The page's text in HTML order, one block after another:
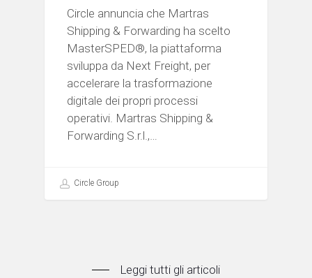
Circle annuncia che Martras
Shipping & Forwarding ha scelto
MasterSPED®, la piattaforma
sviluppa da Next Freight, per
accelerare la trasformazione
digitale dei propri processi
operativi. Martras Shipping &
Forwarding S.r.l.,…
Circle Group
Leggi tutti gli articoli